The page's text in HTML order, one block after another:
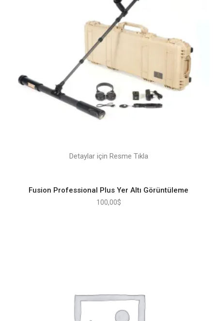
Detaylar için Resme Tıkla
Fusion Professional Plus Yer Altı Görüntüleme
100,00$